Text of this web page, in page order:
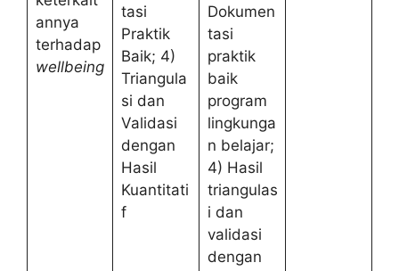
annya
terhadap
wellbeing
tasi
Praktik
Baik; 4)
Triangula
si dan
Validasi
dengan
Hasil
Kuantitati
f
Dokumen
tasi
praktik
baik
program
lingkunga
n belajar;
4) Hasil
triangulas
i dan
validasi
dengan